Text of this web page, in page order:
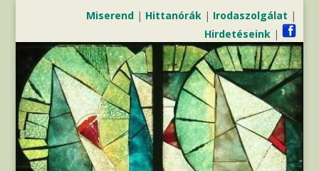
Miserend| Hittanórák| Irodaszolgálat |
Hirdetéseink|